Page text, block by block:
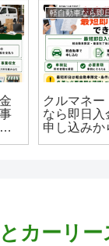
クルマネ
なら即日入
申し込みか
カーリ